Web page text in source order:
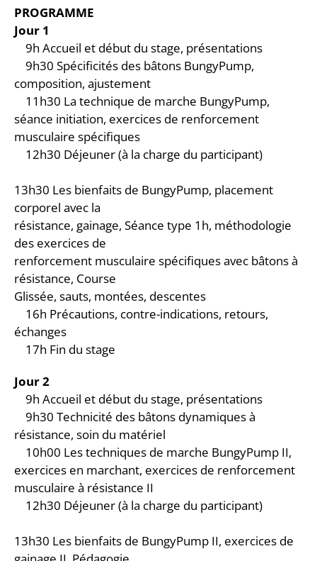
PROGRAMME
Jour 1
9h Accueil et début du stage, présentations
9h30 Spécificités des bâtons BungyPump,
composition, ajustement
11h30 La technique de marche BungyPump,
séance initiation, exercices de renforcement
musculaire spécifiques
12h30 Déjeuner (à la charge du participant)
13h30 Les bienfaits de BungyPump, placement
corporel avec la
résistance, gainage, Séance type 1h, méthodologie
des exercices de
renforcement musculaire spécifiques avec bâtons à
résistance, Course
Glissée, sauts, montées, descentes
16h Précautions, contre-indications, retours,
échanges
17h Fin du stage
Jour 2
9h Accueil et début du stage, présentations
9h30 Technicité des bâtons dynamiques à
résistance, soin du matériel
10h00 Les techniques de marche BungyPump II,
exercices en marchant, exercices de renforcement
musculaire à résistance II
12h30 Déjeuner (à la charge du participant)
13h30 Les bienfaits de BungyPump II, exercices de